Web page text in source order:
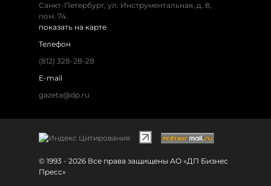
Санкт-Петербург, ул. Инструментальная, д. 8,
пом. 74.
показать на карте
Телефон
(812) 328-28-28
E-mail
gazeta@dp.ru
© 1993 - 2026 Все права защищены АО «ДП Бизнес
Пресс»